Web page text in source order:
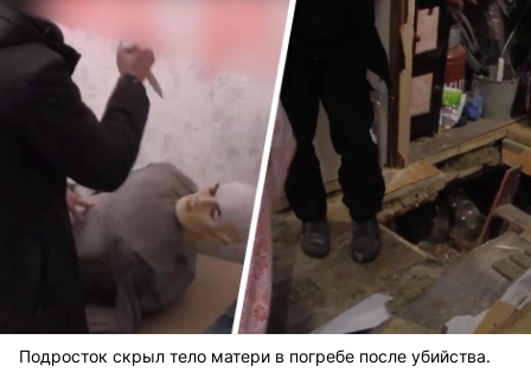
Подросток скрыл тело матери в погребе после убийства.